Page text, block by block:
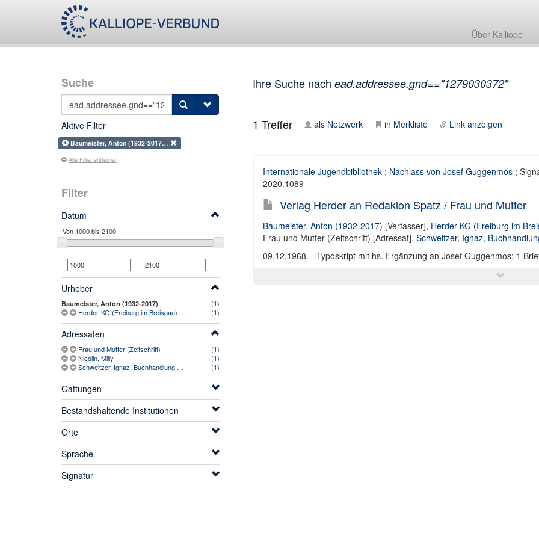
Über Kalliope
Suche
Aktive Filter
Baumeister, Anton (1932-2017…
Alle Filter entfernen
Filter
Datum
Urheber
Baumeister, Anton (1932-2017)
(1)
Herder-KG (Freiburg im Breisgau) (-1974)
(1)
Adressaten
Frau und Mutter (Zeitschrift)
(1)
Nicolin, Milly
(1)
Schweitzer, Ignaz, Buchhandlung am Englischen Garten (1942-)
(1)
Gattungen
Bestandshaltende Institutionen
Orte
Sprache
Signatur
Ihre Suche nach ead.addressee.gnd=="1279030372"
1 Treffer als Netzwerk in Merkliste Link anzeigen
Internationale Jugendbibliothek; Nachlass von Josef Guggenmos;
2020.1089
Verlag Herder an Redakion Spatz / Frau und Mutter
Baumeister, Anton (1932-2017) [Verfasser], Herder-KG (Freiburg im
Frau und Mutter (Zeitschrift) [Adressat], Schweitzer, Ignaz,
09.12.1968. - Typoskript mit hs. Ergänzung an Josef Guggenmos; 1